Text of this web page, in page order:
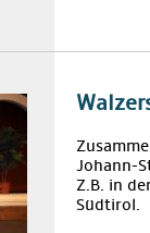
Johann-
Z.B. in
Südtirol.